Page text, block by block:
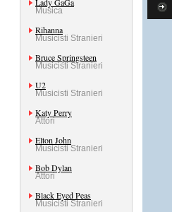
Musica
Rihanna
Musicisti Stranieri
Bruce Springsteen
Musicisti Stranieri
U2
Musicisti Stranieri
Katy Perry
Attori
Elton John
Musicisti Stranieri
Bob Dylan
Attori
Black Eyed Peas
Musicisti Stranieri